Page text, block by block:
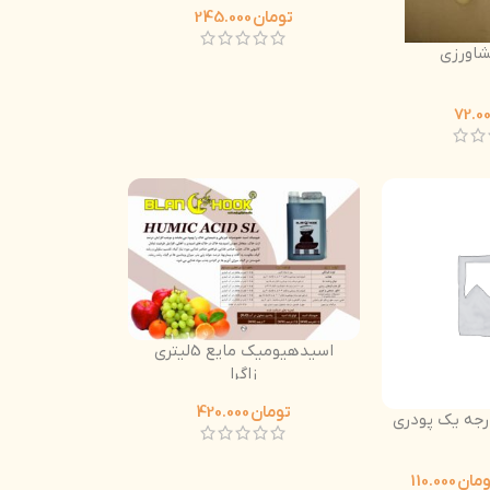
تومان
یک پودری
اسیدهیومیک مایع 5لیتری
زاگرا
تومان